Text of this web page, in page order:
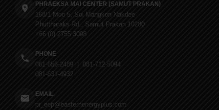
PHRAEKSA MAI CENTER (SAMUT PRAKAN)
168/1 Moo 5, Soi Mangkon-Nakdee
Phuttharaks Rd., Samut Prakan 10280
+66 (0) 2755 3098
PHONE
061-656-2489 | 081-712-5094
081-631-4932
EMAIL
pr_eep@easternenergyplus.com